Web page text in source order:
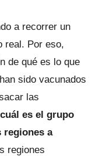
a recorrer un
real. Por eso,
de qué es lo que
sido vacunados
las
cuál es el grupo
regiones a
regiones